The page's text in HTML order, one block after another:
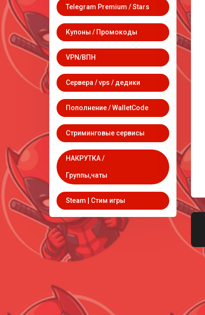
Telegram Premium / Stars
Купоны / Промокоды
VPN/ВПН
Сервера / vps / дедики
Пополнение / WalletCode
Стриминговые сервисы
НАКРУТКА /
Группы,чаты
Steam | Стим игры